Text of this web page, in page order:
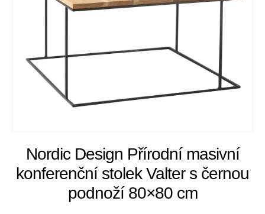
Nordic Design Přírodní masivní
konferenční stolek Valter s černou
podnoží 80×80 cm